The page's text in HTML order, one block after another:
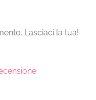
Lasciaci la tua!